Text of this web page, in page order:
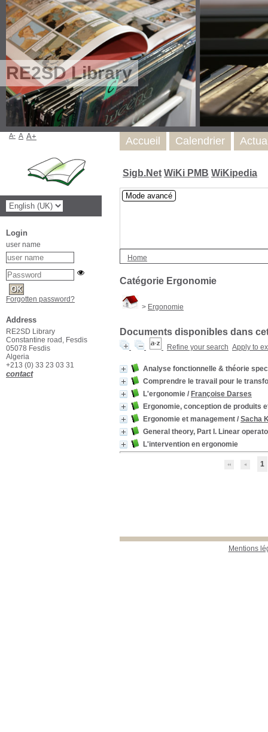
RE2SD Library
Sigb.Net WiKi PMB WiKipedia
Mode avancé
Home
Catégorie Ergonomie
> Ergonomie
Documents disponibles dans
Refine your search Apply to
Analyse fonctionnelle & théorie
Comprendre le travail pour le
L'ergonomie / Françoise Darses
Ergonomie, conception de produits
Ergonomie et management / Sacha
General theory, Part I. Linear
L'intervention en ergonomie
1
Mentions
Accueil Calendrier
A- A A+
Login
user name
Forgotten password?
Address
RE2SD Library
Constantine road, Fesdis
05078 Fesdis
Algeria
+213 (0) 33 23 03 31
contact